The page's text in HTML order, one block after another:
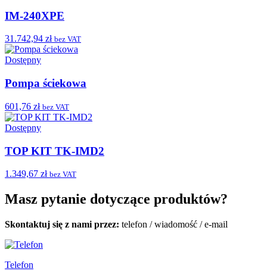
IM-240XPE
31.742,94 zł bez VAT
Dostępny
Pompa ściekowa
601,76 zł bez VAT
Dostępny
TOP KIT TK-IMD2
1.349,67 zł bez VAT
Masz pytanie dotyczące produktów?
Skontaktuj się z nami przez: telefon /wiadomość /e-mail
Telefon